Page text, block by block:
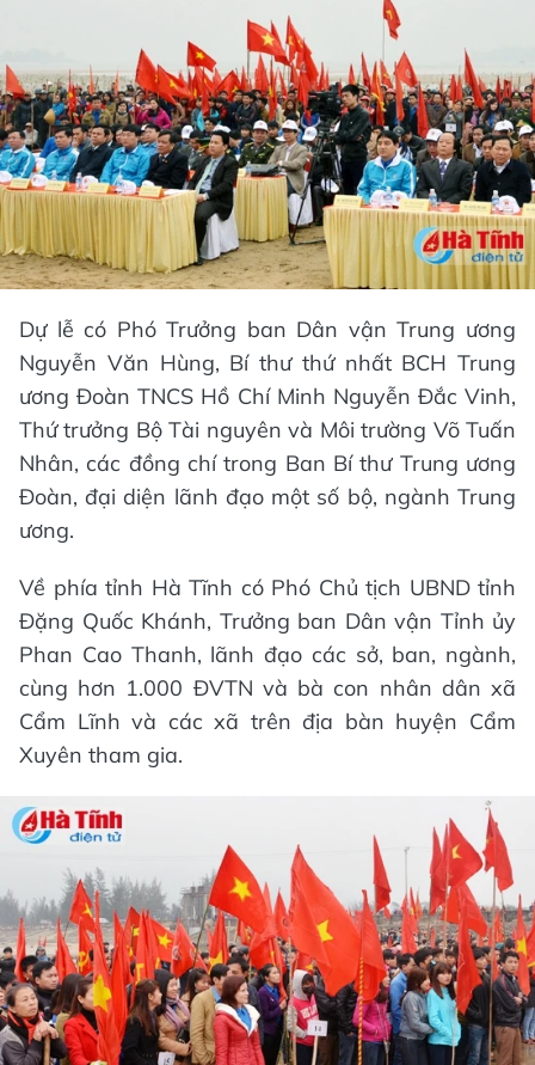
Dự lễ có Phó Trưởng ban Dân vận Trung ương
Nguyễn Văn Hùng, Bí thư thứ nhất BCH Trung
ương Đoàn TNCS Hồ Chí Minh Nguyễn Đắc Vinh,
Thứ trưởng Bộ Tài nguyên và Môi trường Võ Tuấn
Nhân, các đồng chí trong Ban Bí thư Trung ương
Đoàn, đại diện lãnh đạo một số bộ, ngành Trung
ương.
Về phía tỉnh Hà Tĩnh có Phó Chủ tịch UBND tỉnh
Đặng Quốc Khánh, Trưởng ban Dân vận Tỉnh ủy
Phan Cao Thanh, lãnh đạo các sở, ban, ngành,
cùng hơn 1.000 ĐVTN và bà con nhân dân xã
Cẩm Lĩnh và các xã trên địa bàn huyện Cẩm
Xuyên tham gia.